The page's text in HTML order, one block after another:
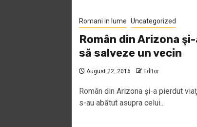
Romani in lume Uncategorized
Român din Arizona
să salveze un vecin
August 22, 2016 Editor
Român din Arizona şi-a pierdut
s-au abătut asupra celui...